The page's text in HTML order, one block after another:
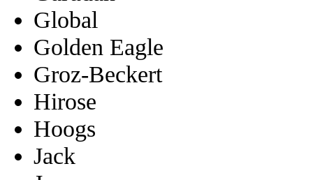
Global
Golden Eagle
Groz-Beckert
Hirose
Hoogs
Jack